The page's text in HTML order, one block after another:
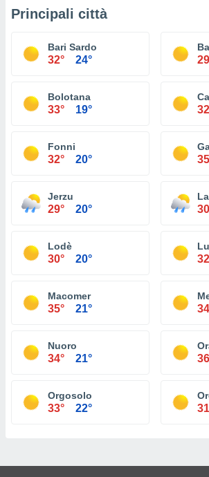
Principali città
Bari Sardo
32° 24°
Bolotana
33° 19°
Fonni
32° 20°
Jerzu
29° 20°
Lodè
30° 20°
Macomer
35° 21°
Nuoro
34° 21°
Orgosolo
33° 22°